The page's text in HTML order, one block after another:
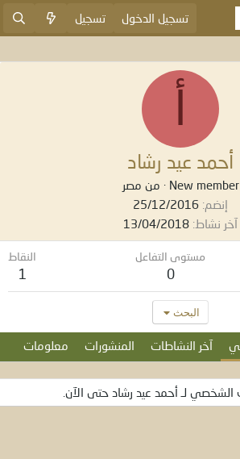
تسجيل الدخول تسجيل
أحمد عيد رشاد
New member
· من مصر
إنضم 25/12/2016
آخر نشاط 13/04/2018
مستوى التفاعل
0
النقاط
1
البحث
آخر النشاطات المنشورات معلومات
الشخصي لـ أحمد عيد رشاد حتى الآن.